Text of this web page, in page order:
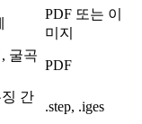
PDF 또는 이
미지
굴곡
PDF
간
.step, .iges